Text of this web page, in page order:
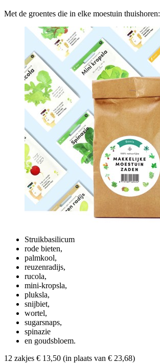
Met de groentes die in elke moestuin thuishoren:
Struikbasilicum
rode bieten,
palmkool,
reuzenradijs,
rucola,
mini-kropsla,
pluksla,
snijbiet,
wortel,
sugarsnaps,
spinazie
en goudsbloem.
12 zakjes € 13,50 (in plaats van € 23,68)